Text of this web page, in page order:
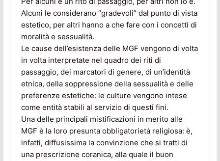
Alcuni le considerano “gradevoli” dal punto di vista
estetico, per altri hanno a che fare con i concetti di
moralità e sessualità.
Le cause dell’esistenza delle MGF vengono di volta
in volta interpretate nel quadro dei riti di
passaggio, dei marcatori di genere, di un’identità
etnica, della soppressione della sessualità e delle
preferenze estetiche: le culture vengono intese
come entità stabili al servizio di questi fini.
Una delle principali mistificazioni in merito alle
MGF è la loro presunta obbligatorietà religiosa: è,
infatti, diffusissima la convinzione che si tratti di
una prescrizione coranica, alla quale il buon